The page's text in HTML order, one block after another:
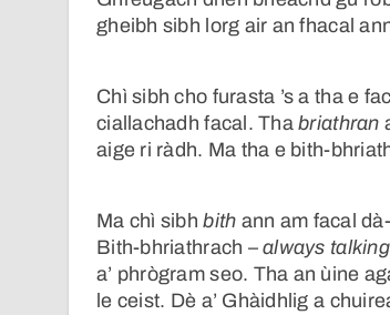
gheibh sibh lorg air an fhacal
Chì sibh cho furasta ’s a tha e
ciallachadh facal. Thabriathran
aige ri ràdh. Ma tha e bith-
Ma chì sibhbith ann am facal
Bith-bhriathrach –always talking
a’ phrògram seo. Tha an ùine
le ceist. Dè a’ Ghàidhlig a